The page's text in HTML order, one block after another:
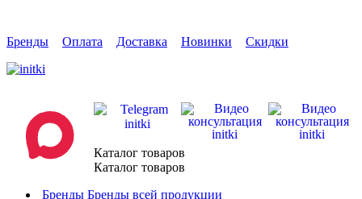
Бренды Оплата Доставка Новинки Скидки
Каталог товаров
Каталог товаров
Бренды Бренды всей продукции